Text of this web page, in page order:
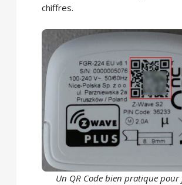
chiffres.
Un QR Code bien pratique